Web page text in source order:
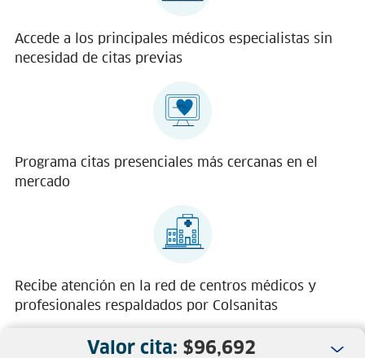
Valor cita: $96,692
Accede a los principales médicos especialistas sin
necesidad de citas previas
Programa citas presenciales más cercanas en el
mercado
Recibe atención en la red de centros médicos y
profesionales respaldados por Colsanitas